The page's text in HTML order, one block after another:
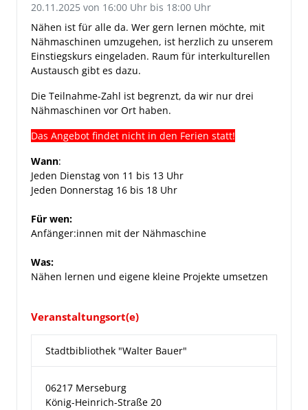
20.11.2025 von 16:00 Uhr bis 18:00 Uhr
Nähen ist für alle da. Wer gern lernen möchte, mit
Nähmaschinen umzugehen, ist herzlich zu unserem
Einstiegskurs eingeladen. Raum für interkulturellen
Austausch gibt es dazu.
Die Teilnahme-Zahl ist begrenzt, da wir nur drei
Nähmaschinen vor Ort haben.
Das Angebot findet nicht in den Ferien statt!
Wann:
Jeden Dienstag von 11 bis 13 Uhr
Jeden Donnerstag 16 bis 18 Uhr
Für wen:
Anfänger:innen mit der Nähmaschine
Was:
Nähen lernen und eigene kleine Projekte umsetzen
Veranstaltungsort(e)
Stadtbibliothek "Walter Bauer"
06217 Merseburg
König-Heinrich-Straße 20